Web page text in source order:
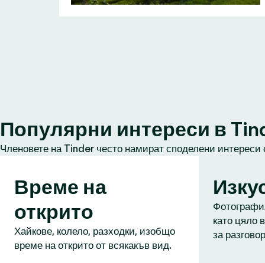
Популярни интереси в
Членовете на Tinder често намират споделени
Време на
открито
Хайкове, колело, разходки, изобщо
време на открито от всякакъв вид.
като цяло
за